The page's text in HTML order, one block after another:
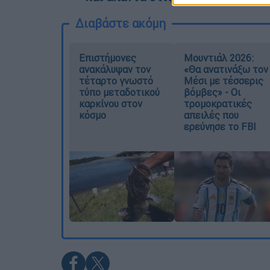
Διαβάστε ακόμη
Επιστήμονες
ανακάλυψαν τον
τέταρτο γνωστό
τύπο μεταδοτικού
καρκίνου στον
κόσμο
Μουντιάλ 2026:
«Θα ανατινάξω τον
Μέσι με τέσσερις
βόμβες» - Οι
τρομοκρατικές
απειλές που
ερεύνησε το FBI